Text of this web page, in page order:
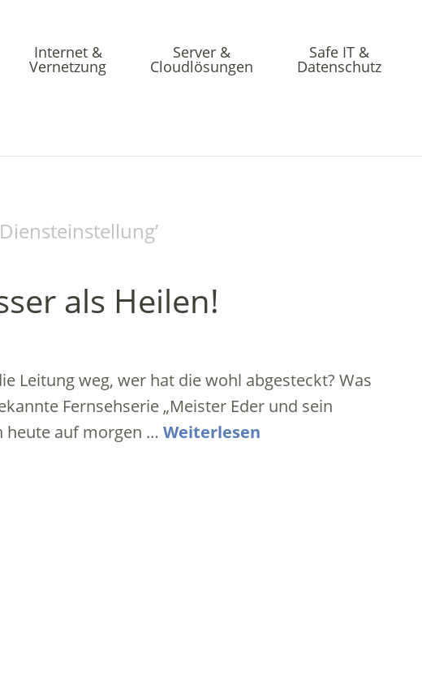
Internet &
Vernetzung
Server &
Cloudlösungen
Safe IT &
Datenschutz
Diensteinstellung’
als Heilen!
Leitung weg, wer hat die wohl abgesteckt? Was
Fernsehserie „Meister Eder und sein
heute auf morgen … Weiterlesen